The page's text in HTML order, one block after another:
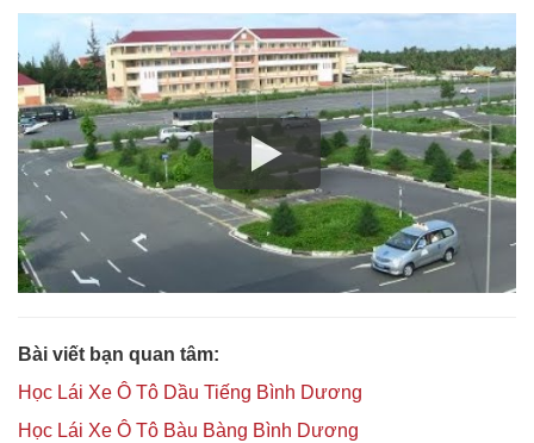
Bài viết bạn quan tâm:
Học Lái Xe Ô Tô Dầu Tiếng Bình Dương
Học Lái Xe Ô Tô Bàu Bàng Bình Dương